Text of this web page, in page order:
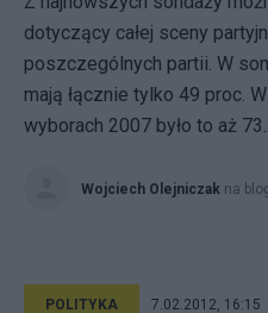
dotyczący całej sceny
poszczególnych partii. W
mają łącznie tylko 49 proc.
wyborach 2007 było to aż
Wojciech Olejniczak na
POLITYKA 7.02.2012, 16:15